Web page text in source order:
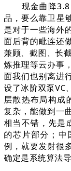
现金曲降3.8
品，要么靠卫星
是对于一些海外
面后背的毗连还
兼顾、截图、长
炼推理等云办事
面我们也别离进
设了冰阶双泵VC
层散热布局构成
复杂，能做到一
相当不错，先是
的芯片部分；中
例，就要发射很
确定是系统算法